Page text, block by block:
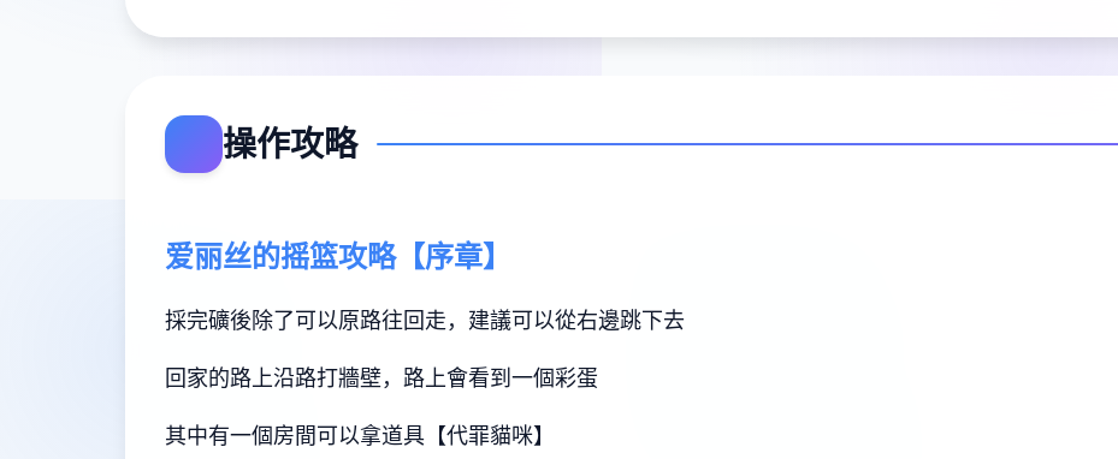
操作攻略
爱丽丝的摇篮攻略【序章】
採完礦後除了可以原路往回走，建議可以從右邊跳下去
回家的路上沿路打牆壁，路上會看到一個彩蛋
其中有一個房間可以拿道具【代罪貓咪】